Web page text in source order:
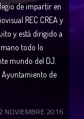
de impartir en
REC CREA y
y está dirigido a
todo lo
mundo del DJ.
Ayuntamiento de
NOVIEMBRE 2016